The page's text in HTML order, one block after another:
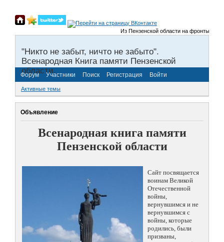
Из Пензенской области на фронты
"Никто не забыт, ничто не забыто".
Всенародная Книга памяти Пензенской
области.
Форум Участники Поиск Регистрация Войти
Активные темы
Объявление
Всенародная книга памяти
Пензенской области
Сайт посвящается
воинам Великой
Отечественной
войны,
вернувшимся и не
вернувшимся с
войны, которые
родились, были
призваны,